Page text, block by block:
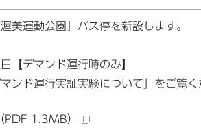
美運動公園」バス停を新設します。
【デマンド運行時のみ】
ンド運行実証実験について」をご覧く
PDF 1.3MB）